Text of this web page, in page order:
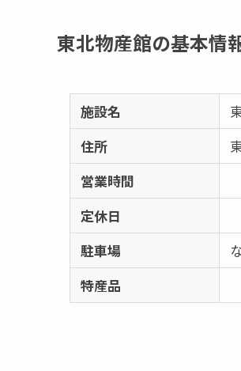
東北物産館の基本情
施設名
住所
営業時間
定休日
駐車場
特産品